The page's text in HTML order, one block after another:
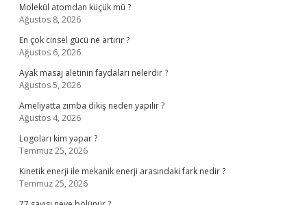
Molekül atomdan küçük mü ?
Ağustos 8, 2026
En çok cinsel gücü ne artırır ?
Ağustos 6, 2026
Ayak masaj aletinin faydaları nelerdir ?
Ağustos 5, 2026
Ameliyatta zımba dikiş neden yapılır ?
Ağustos 4, 2026
Logoları kim yapar ?
Temmuz 25, 2026
Kinetik enerji ile mekanik enerji arasındaki fark nedir ?
Temmuz 25, 2026